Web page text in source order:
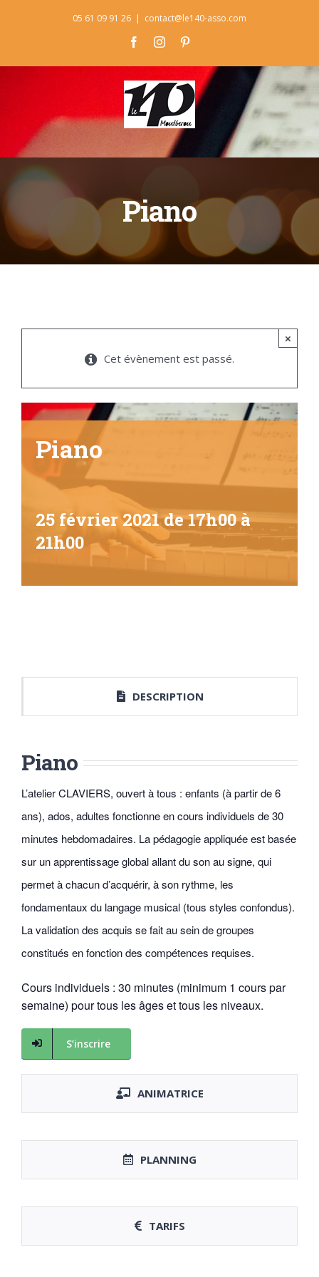
05 61 09 91 26 | contact@le140-asso.com
FacebookInstagram
Piano
×
Cet évènement est passé.
Piano
25 février 2021 de 17h00à
21h00
DESCRIPTION
Piano
L’atelier CLAVIERS, ouvert à tous : enfants (à partir de 6
ans), ados, adultes fonctionne en cours individuels de 30
minutes hebdomadaires. La pédagogie appliquée est basée
sur un apprentissage global allant du son au signe, qui
permet à chacun d’acquérir, à son rythme, les
fondamentaux du langage musical (tous styles confondus).
La validation des acquis se fait au sein de groupes
constitués en fonction des compétences requises.
Cours individuels : 30 minutes (minimum 1 cours par
semaine) pour tous les âges et tous les niveaux.
S’inscrire
ANIMATRICE
PLANNING
TARIFS